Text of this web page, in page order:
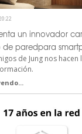
un innovador
paredpara
de Jung nos hacen